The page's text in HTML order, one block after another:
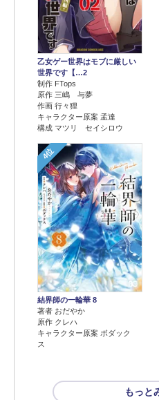
乙女ゲー世界はモブに厳しい
世界です【…2
制作 FTops
原作 三嶋 与夢
作画 行々狸
キャラクター原案 孟達
構成 マツリ セイシロウ
4位
結界師の一輪華 8
著者 おだやか
原作 クレハ
キャラクター原案 ボダック
ス
もっと